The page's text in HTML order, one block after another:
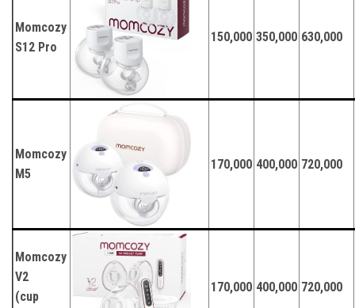
Momcozy
S12 Pro
150,000 350,000 630,000
Momcozy
M5
170,000 400,000 720,000
Momcozy
V2
(cup
170,000 400,000 720,000